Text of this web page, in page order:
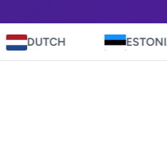
ESTONIAN